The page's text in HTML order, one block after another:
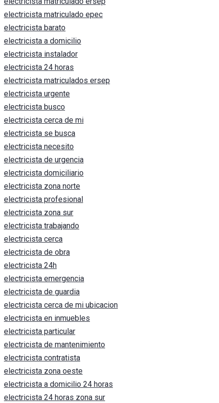
electricista matriculado epec
electricista barato
electricista a domicilio
electricista instalador
electricista 24 horas
electricista matriculados ersep
electricista urgente
electricista busco
electricista cerca de mi
electricista se busca
electricista necesito
electricista de urgencia
electricista domiciliario
electricista zona norte
electricista profesional
electricista zona sur
electricista trabajando
electricista cerca
electricista de obra
electricista 24h
electricista emergencia
electricista de guardia
electricista cerca de mi ubicacion
electricista en inmuebles
electricista particular
electricista de mantenimiento
electricista contratista
electricista zona oeste
electricista a domicilio 24 horas
electricista 24 horas zona sur